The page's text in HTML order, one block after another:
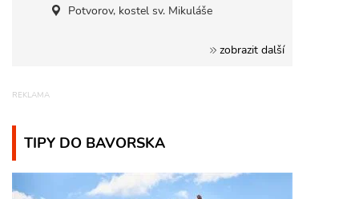
Potvorov, kostel sv. Mikuláše
zobrazit další
TIPY DO BAVORSKA